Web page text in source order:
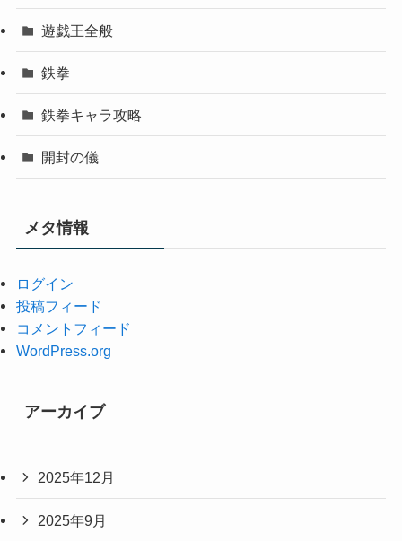
遊戯王全般
鉄拳
鉄拳キャラ攻略
開封の儀
メタ情報
ログイン
投稿フィード
コメントフィード
WordPress.org
アーカイブ
2025年12月
2025年9月